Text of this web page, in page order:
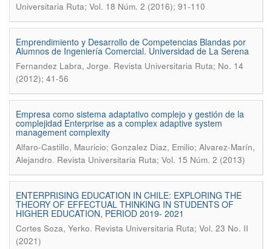
Universitaria Ruta; Vol. 18 Núm. 2 (2016); 91-110
Emprendimiento y Desarrollo de Competencias Blandas por
Alumnos de Ingeniería Comercial. Universidad de La Serena
Fernandez Labra, Jorge. Revista Universitaria Ruta; No. 14
(2012); 41-56
Empresa como sistema adaptativo complejo y gestión de la
complejidad Enterprise as a complex adaptive system
management complexity
Alfaro-Castillo, Mauricio; Gonzalez Diaz, Emilio; Alvarez-Marín,
Alejandro. Revista Universitaria Ruta; Vol. 15 Núm. 2 (2013)
ENTERPRISING EDUCATION IN CHILE: EXPLORING THE
THEORY OF EFFECTUAL THINKING IN STUDENTS OF
HIGHER EDUCATION, PERIOD 2019- 2021
Cortes Soza, Yerko. Revista Universitaria Ruta; Vol. 23 No. II
(2021)